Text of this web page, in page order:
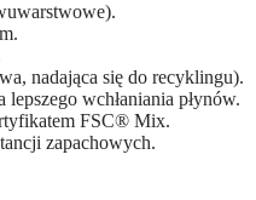
nadająca się do recyklingu).
wchłaniania płynów.
FSC® Mix.
zapachowych.